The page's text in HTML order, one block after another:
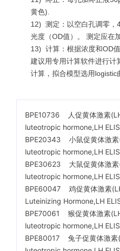
黄色).
12) 测定：以空白孔调零，
光度（OD值）。 测定应在
13) 计算：根据浓度和OD
建议用专用计算软件进行计
计算，拟合模型选用logistic
BPE10736 人促黄体激素
luteotropic hormone,LH
BPE20343 小鼠促黄体激
luteotropic hormone,LH
BPE30623 大鼠促黄体激
luteotropic hormone,LH
BPE60047 鸡促黄体激素
Luteinizing Hormone,LH
BPE70061 猴促黄体激素
luteotropic hormone,LH
BPE80017 兔子促黄体激